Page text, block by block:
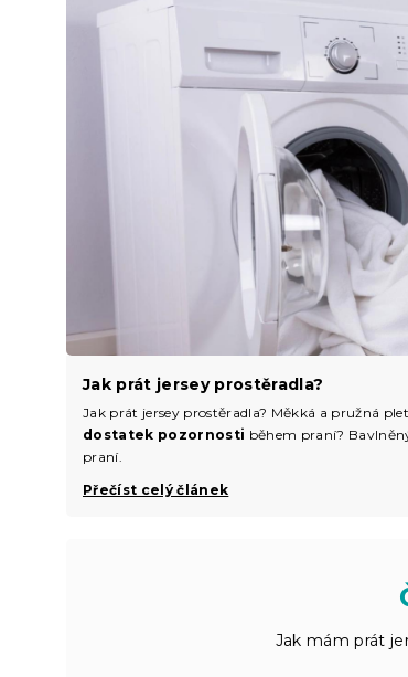
Jak prát jersey prostěradla?
Jak prát jersey prostěradla? Měkká a pružná
dostatek pozornosti během praní?
praní.
Přečíst celý článek
Jak mám prát